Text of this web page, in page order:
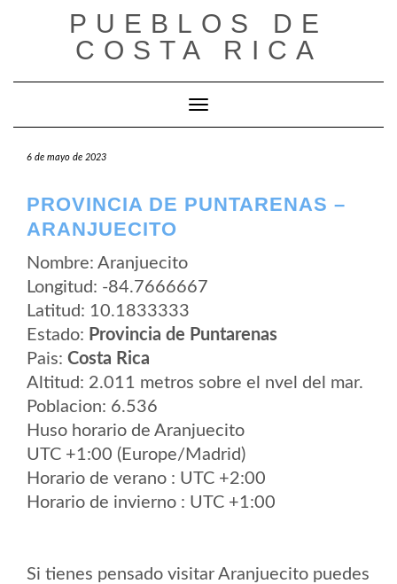
PUEBLOS DE
COSTA RICA
Cambiar modo de navegación
6 de mayo de 2023
PROVINCIA DE PUNTARENAS –
ARANJUECITO
Nombre: Aranjuecito
Longitud: -84.7666667
Latitud: 10.1833333
Estado: Provincia de Puntarenas
Pais: Costa Rica
Altitud: 2.011 metros sobre el nvel del mar.
Poblacion: 6.536
Huso horario de Aranjuecito
UTC +1:00 (Europe/Madrid)
Horario de verano : UTC +2:00
Horario de invierno : UTC +1:00
Si tienes pensado visitar Aranjuecito puedes